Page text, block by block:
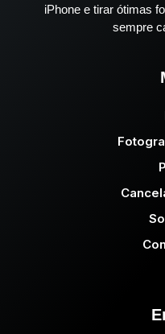
iPhone e tirar ótimas
sempre